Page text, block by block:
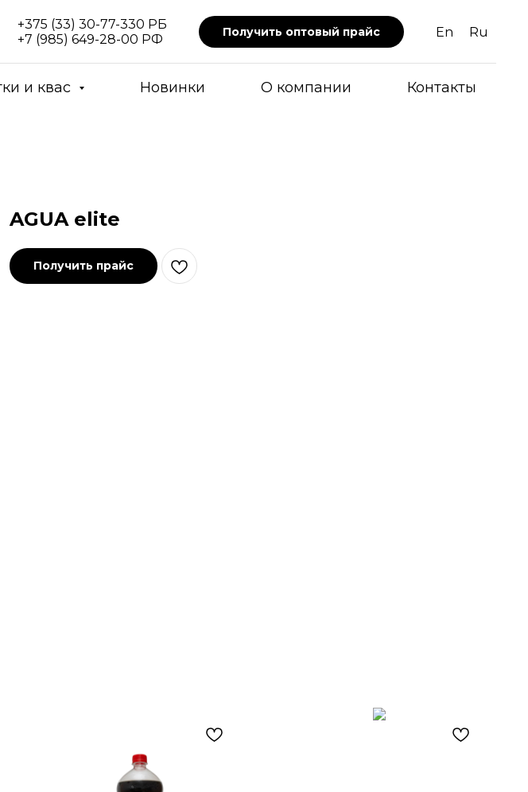
+375 (33) 30-77-330 РБ
+7 (985) 649-28-00 РФ Получить оптовый прайс En Ru
и квас Новинки О компании Контакты
AGUA elite
Получить прайс